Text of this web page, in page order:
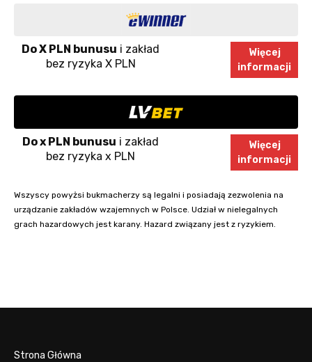
Do X PLN bunusu i zakład
bez ryzyka X PLN
Więcej
informacji
Do x PLN bunusu i zakład
bez ryzyka x PLN
Więcej
informacji
Wszyscy powyżsi bukmacherzy są legalni i posiadają zezwolenia na
urządzanie zakładów wzajemnych w Polsce. Udział w nielegalnych
grach hazardowych jest karany. Hazard związany jest z ryzykiem.
Strona Główna